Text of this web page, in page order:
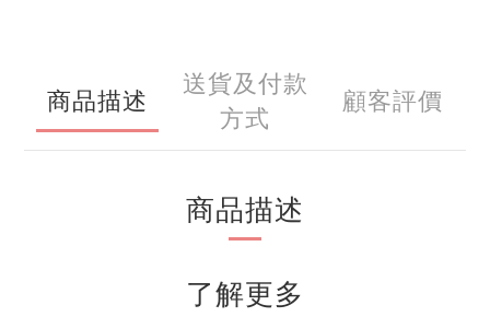
商品描述
送貨及付款
方式
顧客評價
商品描述
了解更多